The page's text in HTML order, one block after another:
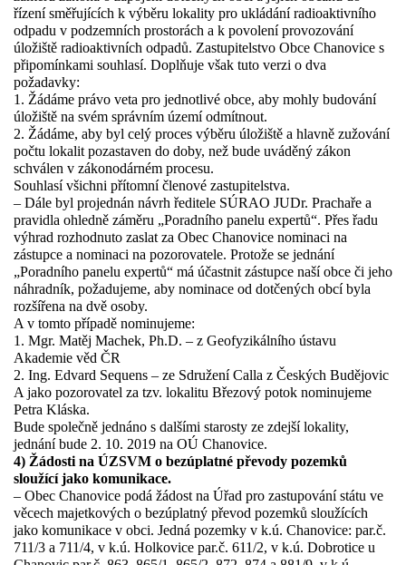
řízení směřujících k výběru lokality pro ukládání radioaktivního
odpadu v podzemních prostorách a k povolení provozování
úložiště radioaktivních odpadů. Zastupitelstvo Obce Chanovice s
připomínkami souhlasí. Doplňuje však tuto verzi o dva
požadavky:
1. Žádáme právo veta pro jednotlivé obce, aby mohly budování
úložiště na svém správním území odmítnout.
2. Žádáme, aby byl celý proces výběru úložiště a hlavně zužování
počtu lokalit pozastaven do doby, než bude uváděný zákon
schválen v zákonodárném procesu.
Souhlasí všichni přítomní členové zastupitelstva.
– Dále byl projednán návrh ředitele SÚRAO JUDr. Prachaře a
pravidla ohledně záměru „Poradního panelu expertů“. Přes řadu
výhrad rozhodnuto zaslat za Obec Chanovice nominaci na
zástupce a nominaci na pozorovatele. Protože se jednání
„Poradního panelu expertů“ má účastnit zástupce naší obce či jeho
náhradník, požadujeme, aby nominace od dotčených obcí byla
rozšířena na dvě osoby.
A v tomto případě nominujeme:
1. Mgr. Matěj Machek, Ph.D. – z Geofyzikálního ústavu
Akademie věd ČR
2. Ing. Edvard Sequens – ze Sdružení Calla z Českých Budějovic
A jako pozorovatel za tzv. lokalitu Březový potok nominujeme
Petra Kláska.
Bude společně jednáno s dalšími starosty ze zdejší lokality,
jednání bude 2. 10. 2019 na OÚ Chanovice.
4) Žádosti na ÚZSVM o bezúplatné převody pozemků
sloužící jako komunikace.
– Obec Chanovice podá žádost na Úřad pro zastupování státu ve
věcech majetkových o bezúplatný převod pozemků sloužících
jako komunikace v obci. Jedná pozemky v k.ú. Chanovice: par.č.
711/3 a 711/4, v k.ú. Holkovice par.č. 611/2, v k.ú. Dobrotice u